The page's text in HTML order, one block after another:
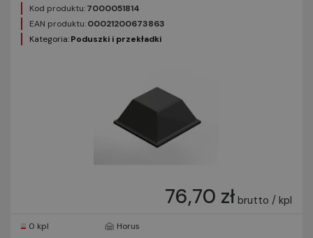
Kod produktu:7000051814
EAN produktu:00021200673863
Kategoria:Poduszki i przekładki
76,70 zł brutto / kpl
0 kpl Horus